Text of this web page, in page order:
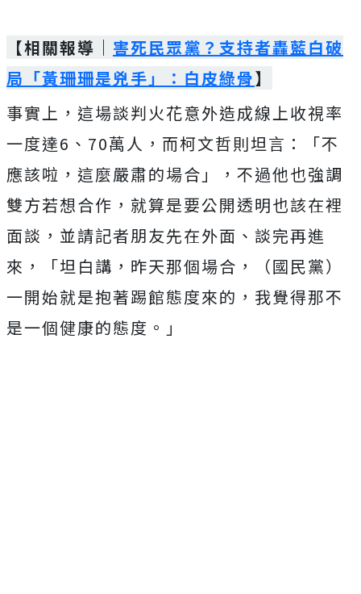
【相關報導｜ 害死民眾黨？支持者轟藍白破
局「黃珊珊是兇手」：白皮綠骨】
事實上，這場談判火花意外造成線上收視率
一度達6、70萬人，而柯文哲則坦言：「不
應該啦，這麼嚴肅的場合」，不過他也強調
雙方若想合作，就算是要公開透明也該在裡
面談，並請記者朋友先在外面、談完再進
來，「坦白講，昨天那個場合，（國民黨）
一開始就是抱著踢館態度來的，我覺得那不
是一個健康的態度。」